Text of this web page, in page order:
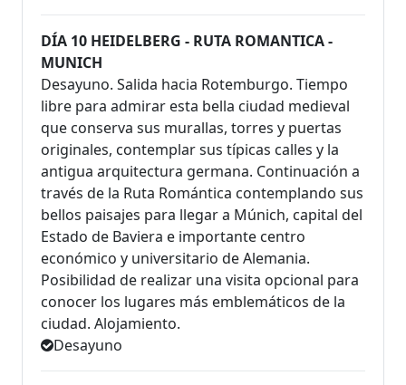
DÍA 10 HEIDELBERG - RUTA ROMANTICA -
MUNICH
Desayuno. Salida hacia Rotemburgo. Tiempo
libre para admirar esta bella ciudad medieval
que conserva sus murallas, torres y puertas
originales, contemplar sus típicas calles y la
antigua arquitectura germana. Continuación a
través de la Ruta Romántica contemplando sus
bellos paisajes para llegar a Múnich, capital del
Estado de Baviera e importante centro
económico y universitario de Alemania.
Posibilidad de realizar una visita opcional para
conocer los lugares más emblemáticos de la
ciudad. Alojamiento.
Desayuno